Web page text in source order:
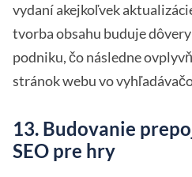
vydaní akejkoľvek
tvorba obsahu buduje
podniku, čo následne
stránok webu vo
13. Budovanie
SEO pre hry